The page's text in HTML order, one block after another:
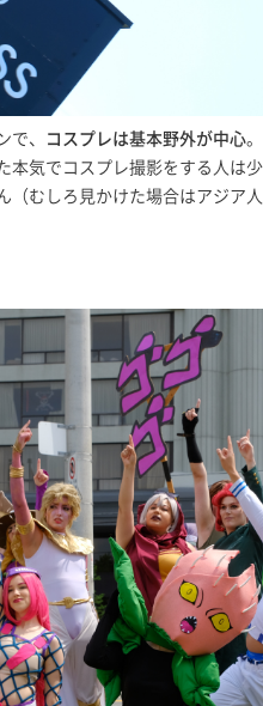
で、 コスプレは基本野外が中心
本気でコスプレ撮影をする人は
（むしろ見かけた場合はアジア